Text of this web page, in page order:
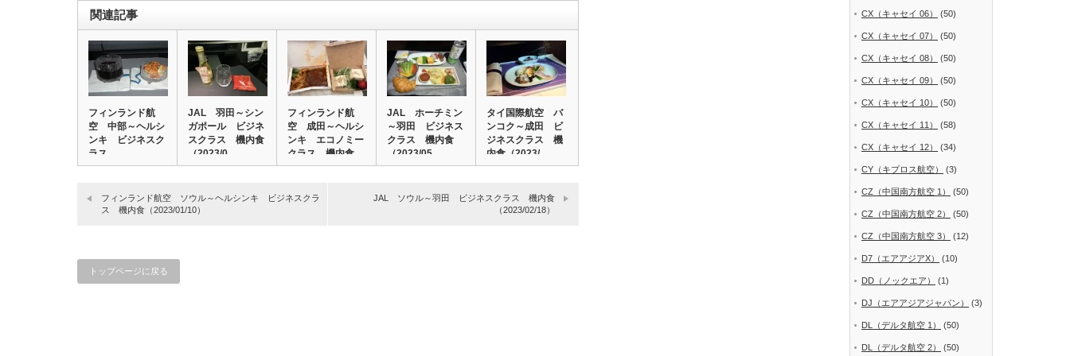
関連記事
フィンランド航
空 中部～ヘルシ
ンキ ビジネスク
ラス
JAL 羽田～シン
ガポール ビジネ
スクラス 機内食
（2023/0…
フィンランド航
空 成田～ヘルシ
ンキ エコノミー
クラス 機内食
（2…
JAL ホーチミン
～羽田 ビジネス
クラス 機内食
（2023/05…
タイ国際航空 バ
ンコク～成田 ビ
ジネスクラス 機
内食（2023/…
フィンランド航空 ソウル～ヘルシンキ ビジネスクラ
ス 機内食（2023/01/10）
JAL ソウル～羽田 ビジネスクラス 機内食
（2023/02/18）
トップページに戻る
CX（キャセイ 06） (50)
CX（キャセイ 07） (50)
CX（キャセイ 08） (50)
CX（キャセイ 09） (50)
CX（キャセイ 10） (50)
CX（キャセイ 11） (58)
CX（キャセイ 12） (34)
CY（キプロス航空） (3)
CZ（中国南方航空 1） (50)
CZ（中国南方航空 2） (50)
CZ（中国南方航空 3） (12)
D7（エアアジアX） (10)
DD（ノックエア） (1)
DJ（エアアジアジャパン） (3)
DL（デルタ航空 1） (50)
DL（デルタ航空 2） (50)